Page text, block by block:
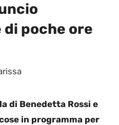
poche ore
di Benedetta Rossi e
in programma per